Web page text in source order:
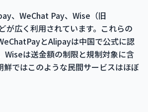
、WeChat Pay、Wise（旧
が広く利用されています。これらの
とAlipayは中国で公式に認
Wiseは送金額の制限と規制対象に含
鮮ではこのような民間サービスはほぼ